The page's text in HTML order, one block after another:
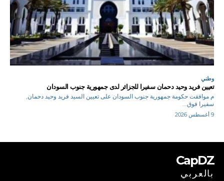
وطني
تعيين فريد وحيد دحمان سفيرا للجزائر لدى جمهورية جنوب السودان
م موافقت حكومة جمهورية جنوب السودان على تعيين السيد فريد وحيد دحمان,
سفيرا فوق...
9 أغسطس 2026
CapDZ
بالعربي